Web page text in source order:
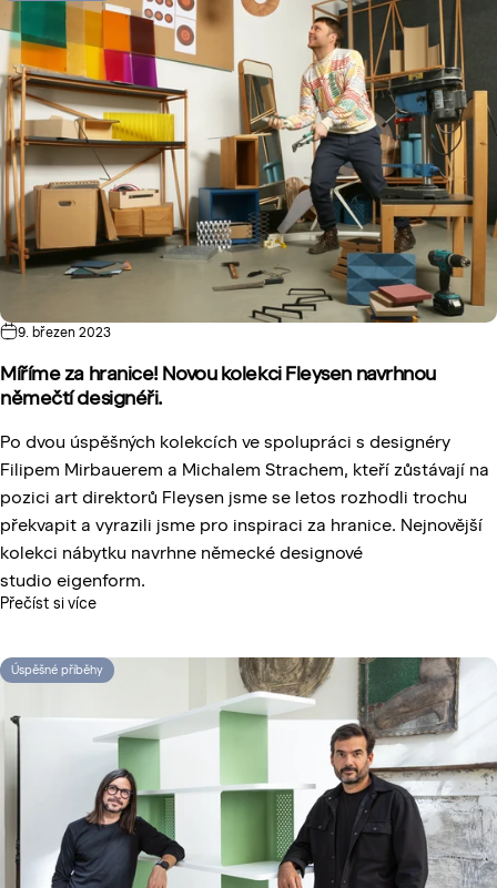
9. březen 2023
Míříme za hranice! Novou kolekci Fleysen navrhnou
němečtí designéři.
Po dvou úspěšných kolekcích ve spolupráci s designéry
Filipem Mirbauerem a Michalem Strachem, kteří zůstávají na
pozici art direktorů Fleysen jsme se letos rozhodli trochu
překvapit a vyrazili jsme pro inspiraci za hranice. Nejnovější
kolekci nábytku navrhne německé designové
studio eigenform.
Přečíst si více
Úspěšné příběhy